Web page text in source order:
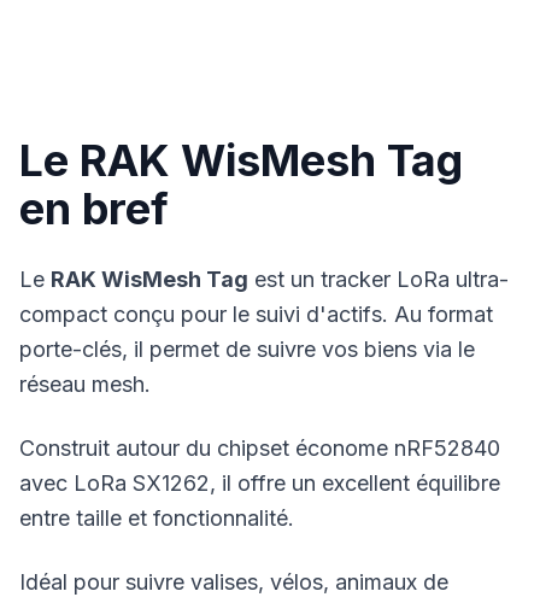
Le RAK WisMesh Tag
en bref
Le RAK WisMesh Tag est un tracker LoRa ultra-
compact conçu pour le suivi d'actifs. Au format
porte-clés, il permet de suivre vos biens via le
réseau mesh.
Construit autour du chipset économe nRF52840
avec LoRa SX1262, il offre un excellent équilibre
entre taille et fonctionnalité.
Idéal pour suivre valises, vélos, animaux de